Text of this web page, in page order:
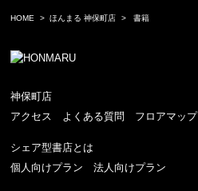
HOME ほんまる 神保町店 書籍
神保町店
アクセス
よくある質問 フロアマップ
シェア型書店とは
個人向けプラン
法人向けプラン